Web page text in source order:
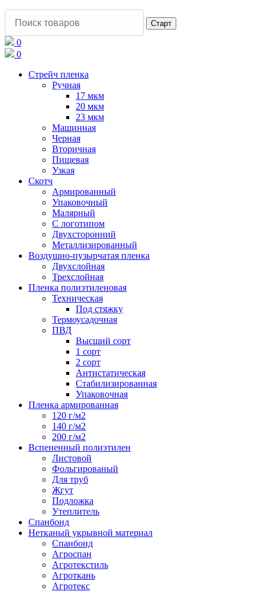
0
0
Стрейч пленка
Ручная
17 мкм
20 мкм
23 мкм
Машинная
Черная
Вторичная
Пищевая
Узкая
Скотч
Армированный
Упаковочный
Малярный
С логотипом
Двухсторонний
Металлизированный
Воздушно-пузырчатая пленка
Двухслойная
Трехслойная
Пленка полиэтиленовая
Техническая
Под стяжку
Термоусадочная
ПВД
Высший сорт
1 сорт
2 сорт
Антистатическая
Стабилизированная
Упаковочная
Пленка армированная
120 г/м2
140 г/м2
200 г/м2
Вспененный полиэтилен
Листовой
Фольгированый
Для труб
Жгут
Подложка
Утеплитель
Спанбонд
Нетканый укрывной материал
Спанбонд
Агроспан
Агротекстиль
Агроткань
Агротекс